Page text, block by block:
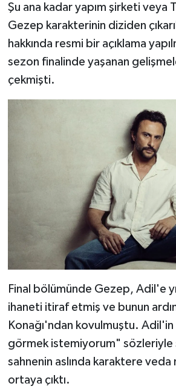
Şu ana kadar yapım şirketi veya
Gezep karakterinin diziden
hakkında resmi bir açıklama
sezon finalinde yaşanan
çekmişti.
Final bölümünde Gezep, Adil'e
ihaneti itiraf etmiş ve bunun
Konağı'ndan kovulmuştu.
görmek istemiyorum" sözleriyle
sahnenin aslında karaktere veda
ortaya çıktı.